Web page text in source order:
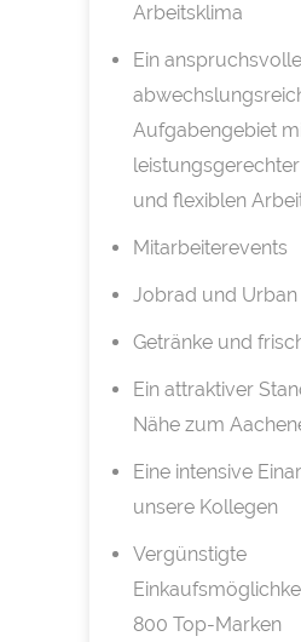
Arbeitsklima
Ein
Aufgabengebiet
und flexiblen
Mitarbeiterevents
Jobrad und Urban
Getränke und
Ein attraktiver
Nähe zum
Eine intensive
unsere Kollegen
Vergünstigte
800 Top-Marken